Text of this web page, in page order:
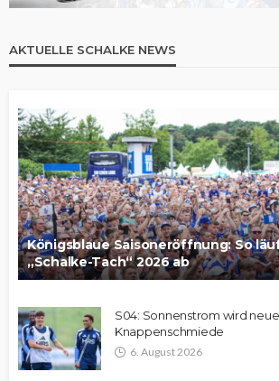
AKTUELLE SCHALKE NEWS
Königsblaue Saisoneröffnung: So
„Schalke-Tach“ 2026 ab
S04: Sonnenstrom wird
Knappenschmiede
6. August 2026